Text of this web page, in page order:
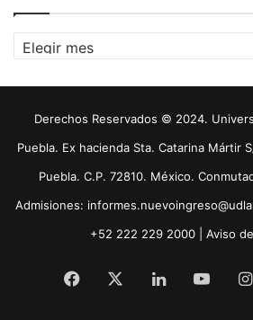
Archivos
Derechos Reservados © 2024.
Puebla. Ex hacienda Sta. Catarina Mártir
Puebla. C.P. 72810. México.
Admisiones:
+52 222 229 2000 | Aviso
Facebook LinkedIn